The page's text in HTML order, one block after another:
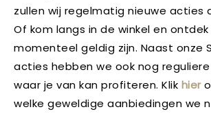
zullen wij regelmatig nieuwe acties
Of kom langs in de winkel en
momenteel geldig zijn. Naast onze
acties hebben we ook nog
waar je van kan profiteren. Klik hier
welke geweldige aanbiedingen we